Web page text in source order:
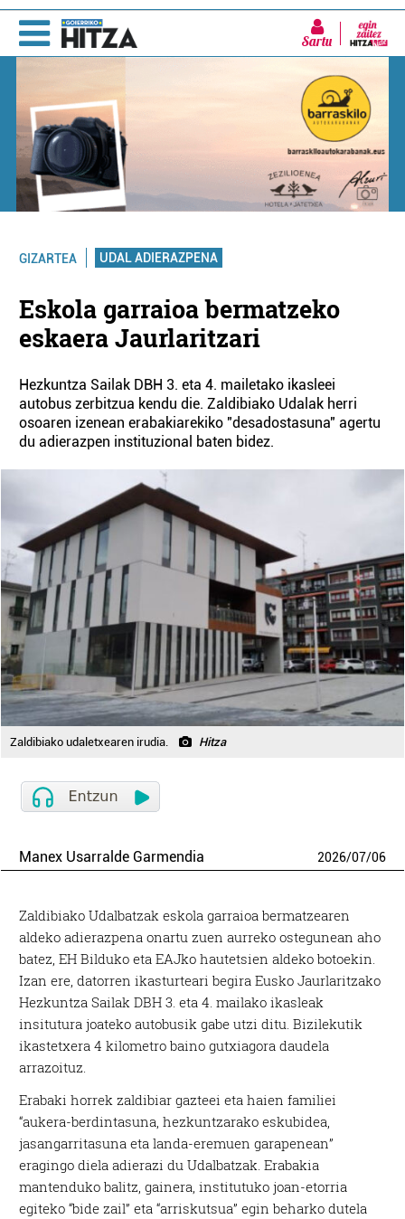
Sartu
GIZARTEA UDAL ADIERAZPENA
Eskola garraioa bermatzeko
eskaera Jaurlaritzari
Hezkuntza Sailak DBH 3. eta 4. mailetako ikasleei
autobus zerbitzua kendu die. Zaldibiako Udalak herri
osoaren izenean erabakiarekiko "desadostasuna" agertu
du adierazpen instituzional baten bidez.
Zaldibiako udaletxearen irudia. Hitza
Manex Usarralde Garmendia 2026/07/06
Zaldibiako Udalbatzak eskola garraioa bermatzearen
aldeko adierazpena onartu zuen aurreko ostegunean aho
batez, EH Bilduko eta EAJko hautetsien aldeko botoekin.
Izan ere, datorren ikasturteari begira Eusko Jaurlaritzako
Hezkuntza Sailak DBH 3. eta 4. mailako ikasleak
insitutura joateko autobusik gabe utzi ditu. Bizilekutik
ikastetxera 4 kilometro baino gutxiagora daudela
arrazoituz.
Erabaki horrek zaldibiar gazteei eta haien familiei
“aukera-berdintasuna, hezkuntzarako eskubidea,
jasangarritasuna eta landa-eremuen garapenean”
eragingo diela adierazi du Udalbatzak. Erabakia
mantenduko balitz, gainera, institutuko joan-etorria
egiteko “bide zail” eta “arriskutsua” egin beharko dutela